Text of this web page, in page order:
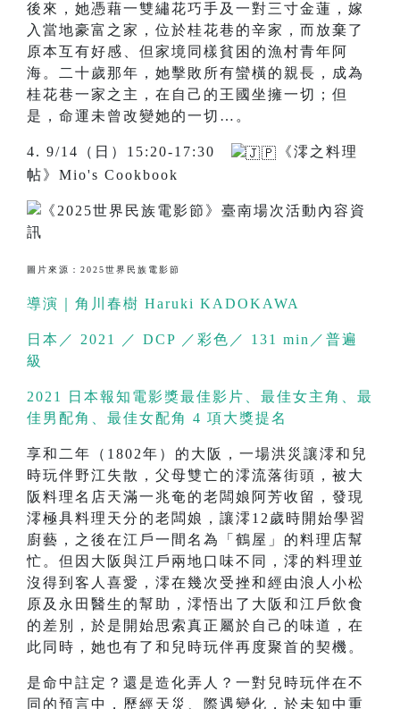
後來，她憑藉一雙繡花巧手及一對三寸金蓮，嫁
入當地豪富之家，位於桂花巷的辛家，而放棄了
原本互有好感、但家境同樣貧困的漁村青年阿
海。二十歲那年，她擊敗所有蠻橫的親長，成為
桂花巷一家之主，在自己的王國坐擁一切；但
是，命運未曾改變她的一切…。
4. 9/14（日）15:20-17:30
《澪之料理
帖》Mio's Cookbook
圖片來源：2025世界民族電影節
導演｜角川春樹 Haruki KADOKAWA
日本／ 2021 ／ DCP ／彩色／ 131 min／普遍
級
2021 日本報知電影獎最佳影片、最佳女主角、最
佳男配角、最佳女配角 4 項大獎提名
享和二年（1802年）的大阪，一場洪災讓澪和兒
時玩伴野江失散，父母雙亡的澪流落街頭，被大
阪料理名店天滿一兆奄的老闆娘阿芳收留，發現
澪極具料理天分的老闆娘，讓澪12歲時開始學習
廚藝，之後在江戶一間名為「鶴屋」的料理店幫
忙。但因大阪與江戶兩地口味不同，澪的料理並
沒得到客人喜愛，澪在幾次受挫和經由浪人小松
原及永田醫生的幫助，澪悟出了大阪和江戶飲食
的差別，於是開始思索真正屬於自己的味道，在
此同時，她也有了和兒時玩伴再度聚首的契機。
是命中註定？還是造化弄人？一對兒時玩伴在不
同的預言中，歷經天災、際遇變化，於未知中重